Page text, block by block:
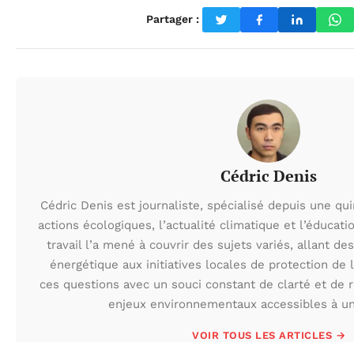
Partager :
Cédric Denis
Cédric Denis est journaliste, spécialisé depuis une
actions écologiques, l’actualité climatique et
travail l’a mené à couvrir des sujets variés, allant
énergétique aux initiatives locales de protection de
ces questions avec un souci constant de clarté et de
enjeux environnementaux accessibles à
VOIR TOUS LES ARTICLES →